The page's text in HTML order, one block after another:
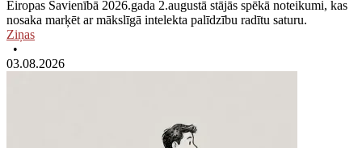
Eiropas Savienībā 2026.gada 2.augustā stājās spēkā noteikumi, kas
nosaka marķēt ar mākslīgā intelekta palīdzību radītu saturu.
Ziņas
•
03.08.2026